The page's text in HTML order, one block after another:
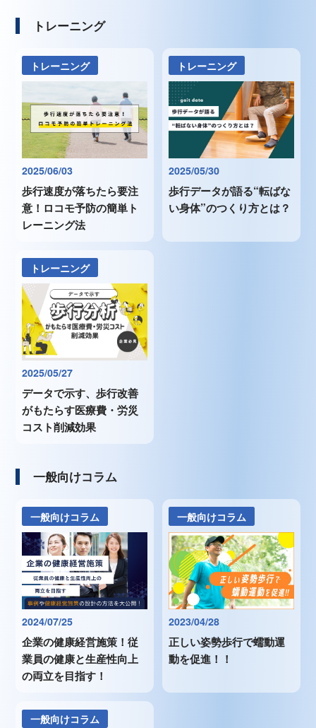
トレーニング
トレーニング
2025/06/03
歩行速度が落ちたら要注
意！ロコモ予防の簡単ト
レーニング法
トレーニング
2025/05/30
歩行データが語る“転ばな
い身体”のつくり方とは？
トレーニング
2025/05/27
データで示す、歩行改善
がもたらす医療費・労災
コスト削減効果
一般向けコラム
一般向けコラム
2024/07/25
企業の健康経営施策！従
業員の健康と生産性向上
の両立を目指す！
一般向けコラム
2023/04/28
正しい姿勢歩行で蠕動運
動を促進！！
一般向けコラム